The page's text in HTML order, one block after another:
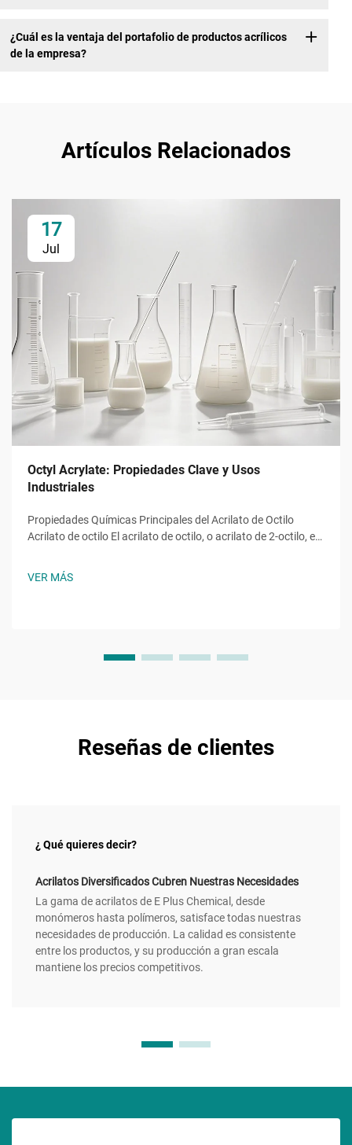
¿Cuál es la ventaja del portafolio de productos acrílicos
de la empresa?
Artículos Relacionados
17
Jul
Octyl Acrylate: Propiedades Clave y Usos
Industriales
Propiedades Químicas Principales del Acrilato de Octilo
Acrilato de octilo El acrilato de octilo, o acrilato de 2-octilo, es
una molécula con una cadena alquilo de ocho carbonos
VER MÁS
Reseñas de clientes
¿ Qué quieres decir?
Acrilatos Diversificados Cubren Nuestras Necesidades
La gama de acrilatos de E Plus Chemical, desde
monómeros hasta polímeros, satisface todas nuestras
necesidades de producción. La calidad es consistente
entre los productos, y su producción a gran escala
mantiene los precios competitivos.